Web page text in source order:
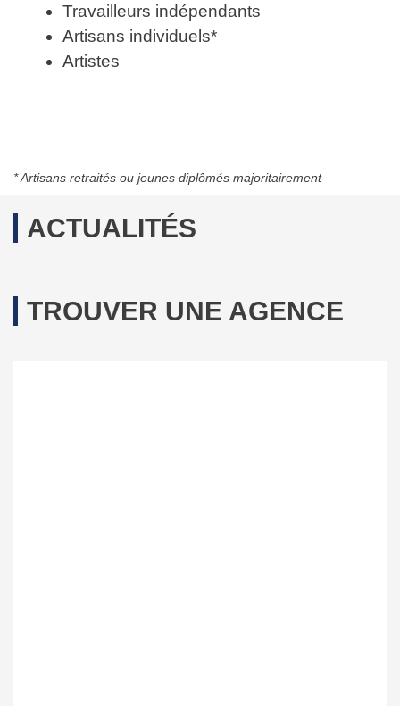
Travailleurs indépendants
Artisans individuels*
Artistes
* Artisans retraités ou jeunes diplômés majoritairement
ACTUALITÉS
TROUVER UNE AGENCE